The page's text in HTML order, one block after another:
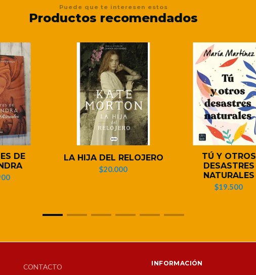
Puede que te interesen estos
Productos recomendados
DE
LA HIJA DEL RELOJERO
$20.000
TÚ Y OTROS
DESASTRES
NATURALES
$19.500
CONTACTO INFORMACIÓN